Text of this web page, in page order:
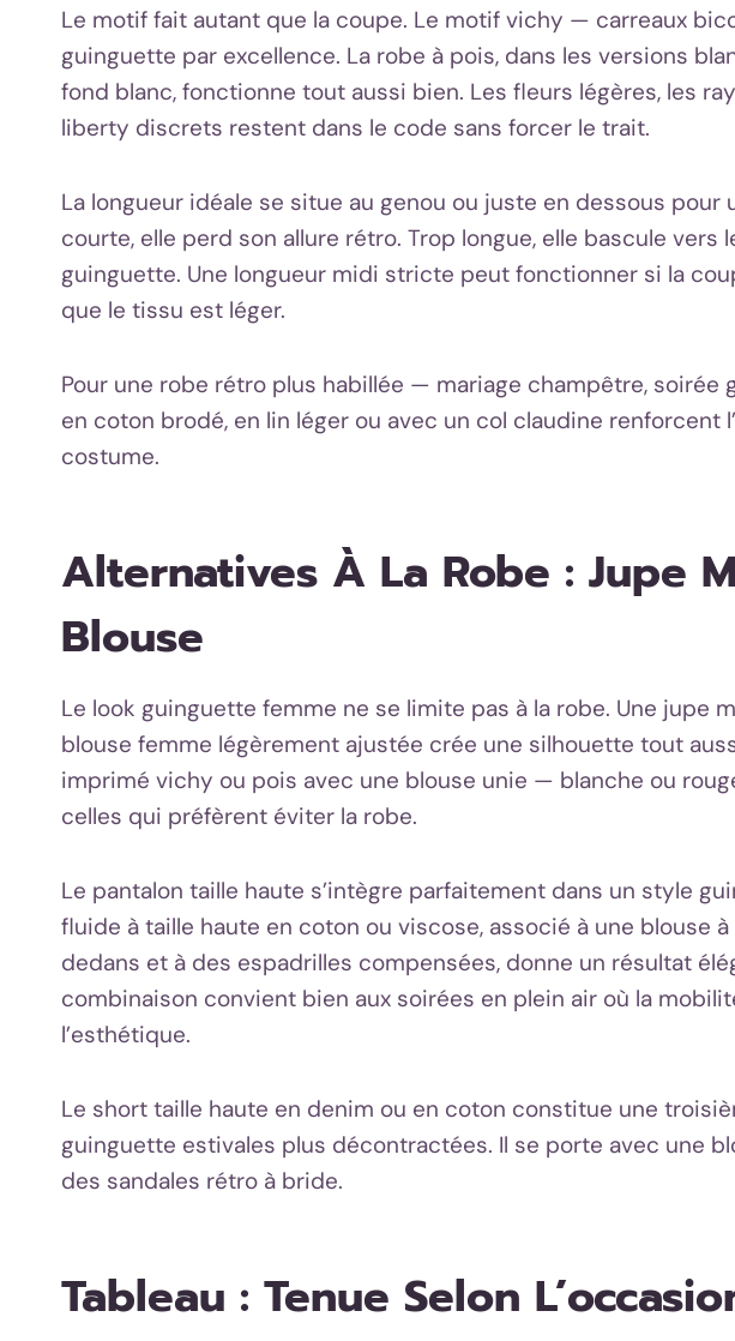
Le motif fait autant que la coupe. Le motif vichy — carreaux
guinguette par excellence. La robe à pois, dans les versions
fond blanc, fonctionne tout aussi bien. Les fleurs légères, les
liberty discrets restent dans le code sans forcer le trait.
La longueur idéale se situe au genou ou juste en dessous pour
courte, elle perd son allure rétro. Trop longue, elle bascule
guinguette. Une longueur midi stricte peut fonctionner si la
que le tissu est léger.
Pour une robe rétro plus habillée — mariage champêtre,
en coton brodé, en lin léger ou avec un col claudine renforcent
costume.
Alternatives À La Robe : Jupe
Blouse
Le look guinguette femme ne se limite pas à la robe. Une jupe
blouse femme légèrement ajustée crée une silhouette tout
imprimé vichy ou pois avec une blouse unie — blanche ou
celles qui préfèrent éviter la robe.
Le pantalon taille haute s’intègre parfaitement dans un style
fluide à taille haute en coton ou viscose, associé à une blouse
dedans et à des espadrilles compensées, donne un résultat
combinaison convient bien aux soirées en plein air où la
l’esthétique.
Le short taille haute en denim ou en coton constitue une
guinguette estivales plus décontractées. Il se porte avec une
des sandales rétro à bride.
Tableau : Tenue Selon